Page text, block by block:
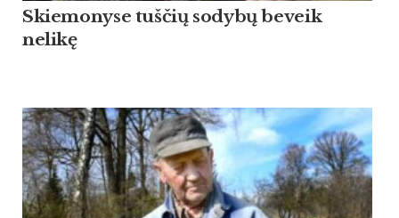
Skiemonyse tuščių sodybų beveik
nelikę